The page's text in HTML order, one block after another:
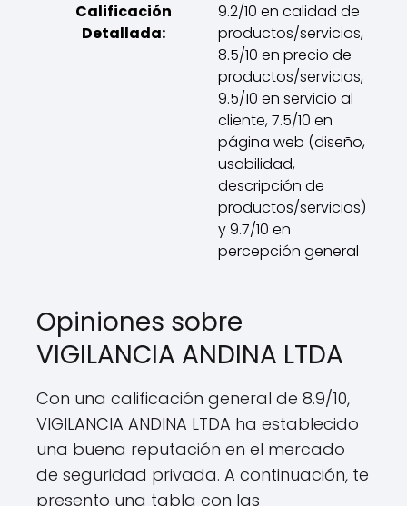
Calificación
Detallada:
9.2/10 en calidad de
productos/servicios,
8.5/10 en precio de
productos/servicios,
9.5/10 en servicio al
cliente, 7.5/10 en
página web (diseño,
usabilidad,
descripción de
productos/servicios)
y 9.7/10 en
percepción general
Opiniones sobre
VIGILANCIA ANDINA LTDA
Con una calificación general de 8.9/10,
VIGILANCIA ANDINA LTDA ha establecido
una buena reputación en el mercado
de seguridad privada. A continuación, te
presento una tabla con las